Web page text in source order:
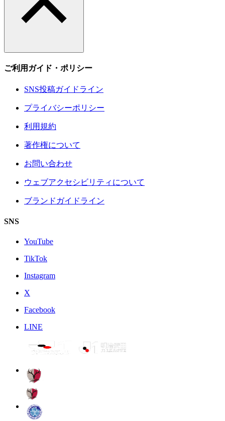
ご利用ガイド・ポリシー
SNS投稿ガイドライン
プライバシーポリシー
利用規約
著作権について
お問い合わせ
ウェブアクセシビリティについて
ブランドガイドライン
SNS
YouTube
TikTok
Instagram
X
Facebook
LINE